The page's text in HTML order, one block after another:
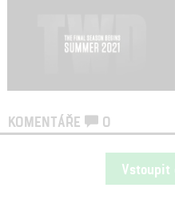
KOMENTÁŘE 0
Vstoupit